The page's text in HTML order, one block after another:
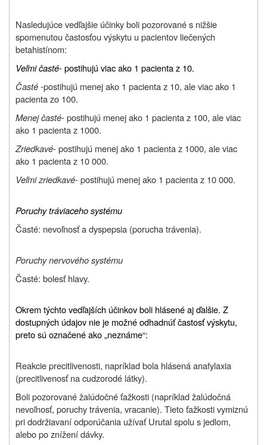
Nasledujúce vedľajšie účinky boli pozorované s nižšie
spomenutou častosťou výskytu u pacientov liečených
betahistínom:
Veľmi časté- postihujú viac ako 1 pacienta z 10.
Časté -postihujú menej ako 1 pacienta z 10, ale viac ako 1
pacienta zo 100.
Menej časté- postihujú menej ako 1 pacienta z 100, ale viac
ako 1 pacienta z 1000.
Zriedkavé- postihujú menej ako 1 pacienta z 1000, ale viac
ako 1 pacienta z 10 000.
Veľmi zriedkavé- postihujú menej ako 1 pacienta z 10 000.
Poruchy tráviaceho systému
Časté: nevoľnosť a dyspepsia (porucha trávenia).
Poruchy nervového systému
Časté: bolesť hlavy.
Okrem týchto vedľajších účinkov boli hlásené aj ďalšie. Z
dostupných údajov nie je možné odhadnúť častosť výskytu,
preto sú označené ako „neznáme“:
Reakcie precitlivenosti, napríklad bola hlásená anafylaxia
(precitlivenosť na cudzorodé látky).
Boli pozorované žalúdočné ťažkosti (napríklad žalúdočná
nevoľnosť, poruchy trávenia, vracanie). Tieto ťažkosti vymiznú
pri dodržiavaní odporúčania užívať Urutal spolu s jedlom,
alebo po znížení dávky.